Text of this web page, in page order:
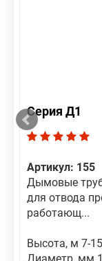
Серия Д1
Артикул: 155
Дымовые
для отвода
работающ...
Высота, м 7-15